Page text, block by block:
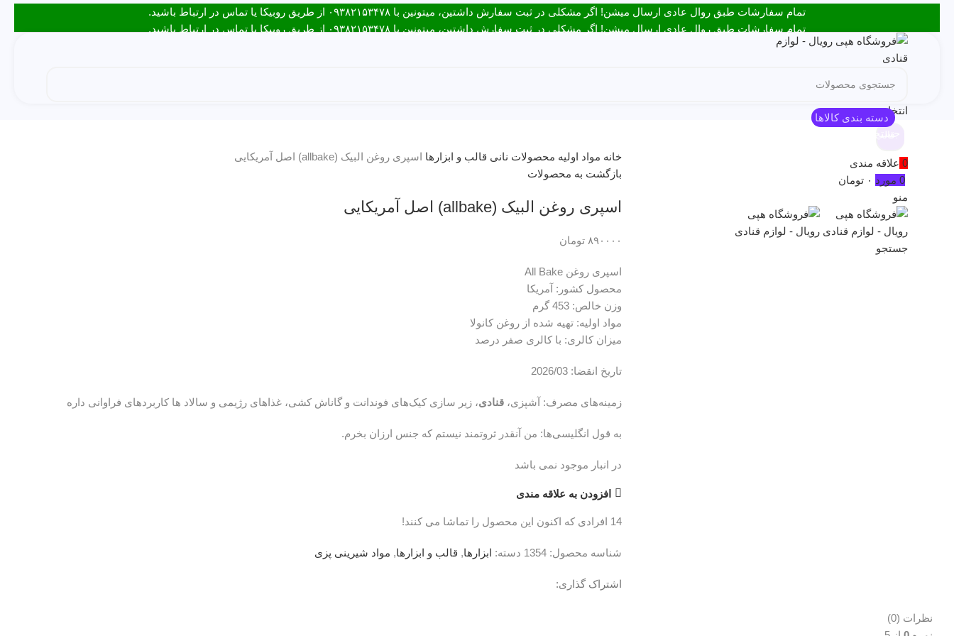
تمام سفارشات طبق روال عادی ارسال میشن! اگر مشکلی در ثبت سفارش داشتین، میتونین با ۰۹۳۸۲۱۵۳۴۷۸ از طریق روبیکا یا تماس در ارتباط باشید.
تمام سفارشات طبق روال عادی ارسال میشن! اگر مشکلی در ثبت سفارش داشتین، میتونین با ۰۹۳۸۲۱۵۳۴۷۸ از طریق روبیکا یا تماس در ارتباط باشید.
انتخاب دسته بندی
0 علاقه مندی
0 مورد ۰ تومان
منو
جستجو
دسته بندی کالاها
فروخته شده
برای بزرگنمایی کلیک کنید
خانه مواد اولیه محصولات نانی قالب و ابزارها اسپری روغن البیک (allbake) اصل آمریکایی
بازگشت به محصولات
اسپری روغن البیک (allbake) اصل آمریکایی
۸۹۰۰۰۰ تومان
اسپری روغن All Bake
محصول کشور: آمریکا
وزن خالص: 453 گرم
مواد اولیه: تهیه شده از روغن کانولا
میزان کالری: با کالری صفر درصد
تاریخ انقضا: 2026/03
زمینه‌های مصرف: آشپزی، قنادی، زیر سازی کیک‌های فوندانت و گاناش کشی، غذاهای رژیمی و سالاد ها کاربردهای فراوانی داره
به قول انگلیسی‌ها: من آنقدر ثروتمند نیستم که جنس ارزان بخرم.
در انبار موجود نمی باشد
افزودن به علاقه مندی
14 افرادی که اکنون این محصول را تماشا می کنند!
شناسه محصول: 1354 دسته: ابزارها, قالب و ابزارها, مواد شیرینی پزی
اشتراک گذاری:
نظرات (0)